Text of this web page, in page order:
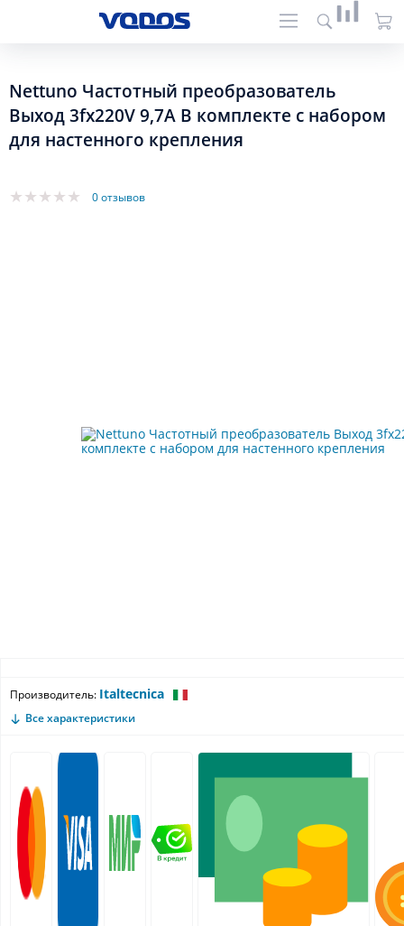
Nettuno Частотный преобразователь
Выход 3fx220V 9,7A В комплекте с набором
для настенного крепления
0 отзывов
Производитель: Italtecnica
Все характеристики